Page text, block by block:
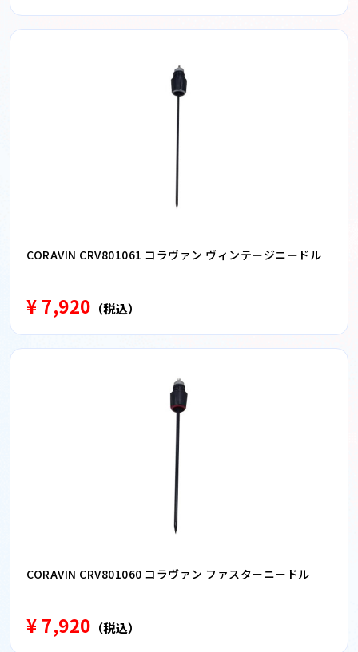
CORAVIN CRV801061 コラヴァン ヴィンテージニードル
¥ 7,920 （税込）
CORAVIN CRV801060 コラヴァン ファスターニードル
¥ 7,920 （税込）